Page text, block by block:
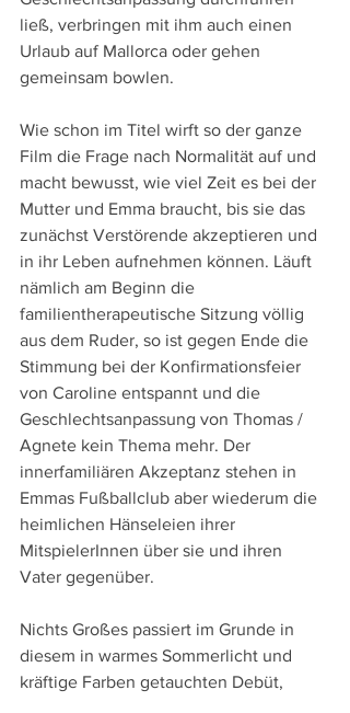
ließ, verbringen mit ihm auch einen
Urlaub auf Mallorca oder gehen
gemeinsam bowlen.
Wie schon im Titel wirft so der ganze
Film die Frage nach Normalität auf und
macht bewusst, wie viel Zeit es bei der
Mutter und Emma braucht, bis sie das
zunächst Verstörende akzeptieren und
in ihr Leben aufnehmen können. Läuft
nämlich am Beginn die
familientherapeutische Sitzung völlig
aus dem Ruder, so ist gegen Ende die
Stimmung bei der Konfirmationsfeier
von Caroline entspannt und die
Geschlechtsanpassung von Thomas /
Agnete kein Thema mehr. Der
innerfamiliären Akzeptanz stehen in
Emmas Fußballclub aber wiederum die
heimlichen Hänseleien ihrer
MitspielerInnen über sie und ihren
Vater gegenüber.
Nichts Großes passiert im Grunde in
diesem in warmes Sommerlicht und
kräftige Farben getauchten Debüt,